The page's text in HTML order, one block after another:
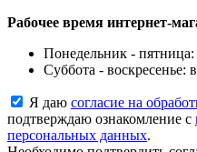
Рабочее время интернет-
Понедельник - пятница:
Суббота - воскресенье:
Я даю согласие на
подтверждаю ознакомление с
персональных данных.